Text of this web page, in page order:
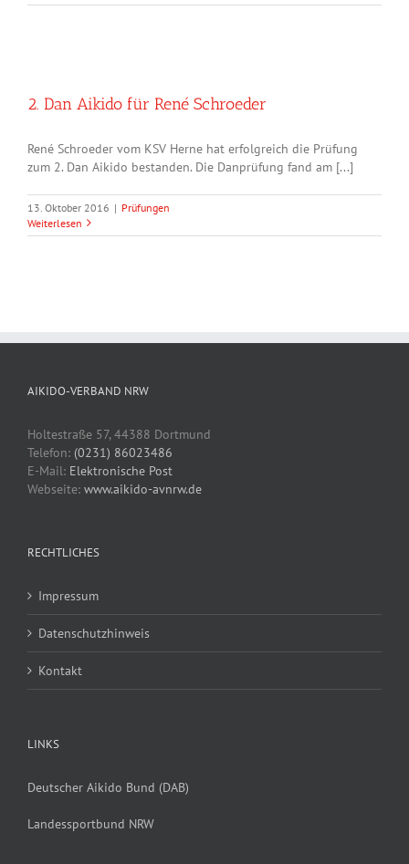
2. Dan Aikido für René Schroeder
René Schroeder vom KSV Herne hat erfolgreich die Prüfung
zum 2. Dan Aikido bestanden. Die Danprüfung fand am [...]
13. Oktober 2016 | Prüfungen
Weiterlesen
AIKIDO-VERBAND NRW
Holtestraße 57, 44388 Dortmund
Telefon: (0231) 86023486
E-Mail: Elektronische Post
Webseite: www.aikido-avnrw.de
RECHTLICHES
Impressum
Datenschutzhinweis
Kontakt
LINKS
Deutscher Aikido Bund (DAB)
Landessportbund NRW